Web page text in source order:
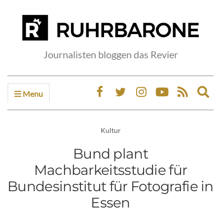
Journalisten bloggen das Revier
Menu
Kultur
Bund plant
Machbarkeitsstudie für
Bundesinstitut für Fotografie in
Essen